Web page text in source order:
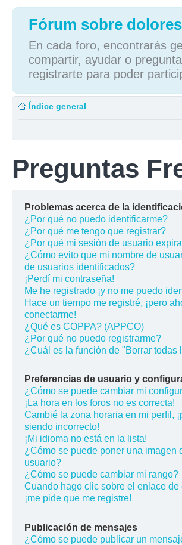
Fórum sobre
En cada foro, encontrarás
compartir, ayudar o
registrarte para poder
Índice general
Preguntas
Problemas acerca de la
¿Por qué no puedo identificarme?
¿Por qué me tengo que registrar?
¿Por qué mi sesión de usuario
¿Cómo evito que mi nombre de
de usuarios identificados?
¡Perdí mi contraseña!
Me he registrado ¡y no me puedo
Hace un tiempo me registré, ¡pero
conectarme!
¿Qué es COPPA? (APPCO)
¿Por qué no puedo registrarme?
¿Cuál es la función de "Borrar todas
Preferencias de usuario y
¿Cómo se puede cambiar mi
¡La hora en los foros no es correcta!
Cambié la zona horaria en mi perfil,
siendo incorrecto!
¡Mi idioma no está en la lista!
¿Cómo se puede poner una imagen
usuario?
¿Cómo se puede cambiar mi rango?
Cuando hago clic sobre el enlace
¡me pide que me registre!
Publicación de mensajes
¿Cómo se puede publicar un